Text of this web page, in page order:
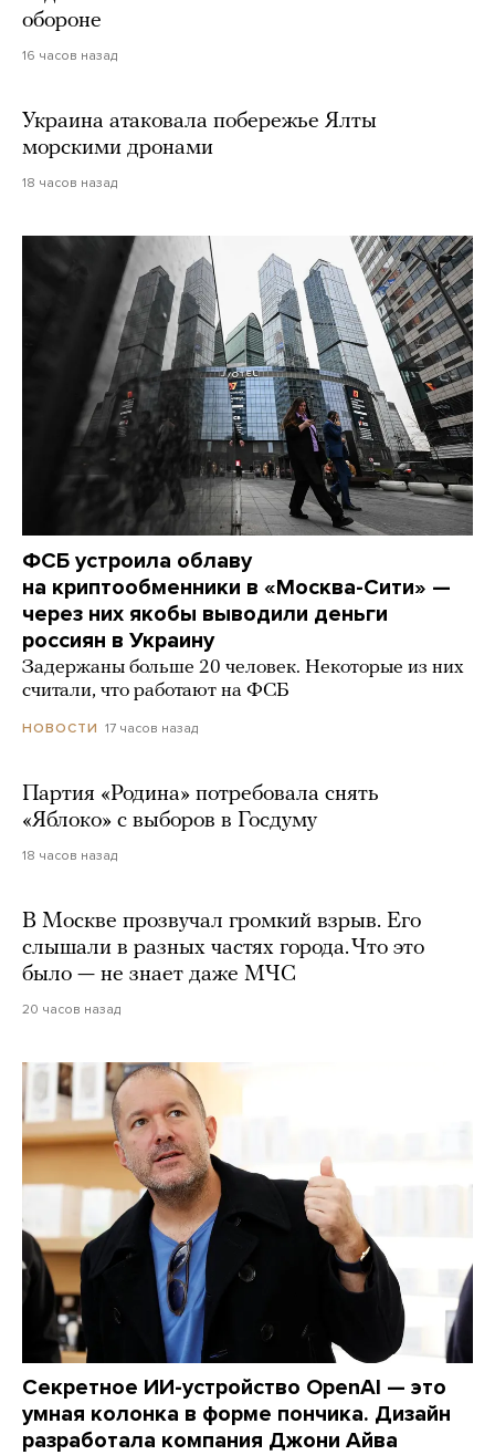
обороне
16 часов назад
Украина атаковала побережье Ялты
морскими дронами
18 часов назад
ФСБ устроила облаву
на криптообменники в «Москва-Сити» —
через них якобы выводили деньги
россиян в Украину
Задержаны больше 20 человек. Некоторые из них
считали, что работают на ФСБ
НОВОСТИ 17 часов назад
Партия «Родина» потребовала снять
«Яблоко» с выборов в Госдуму
18 часов назад
В Москве прозвучал громкий взрыв. Его
слышали в разных частях города. Что это
было — не знает даже МЧС
20 часов назад
Секретное ИИ-устройство OpenAI — это
умная колонка в форме пончика. Дизайн
разработала компания Джони Айва